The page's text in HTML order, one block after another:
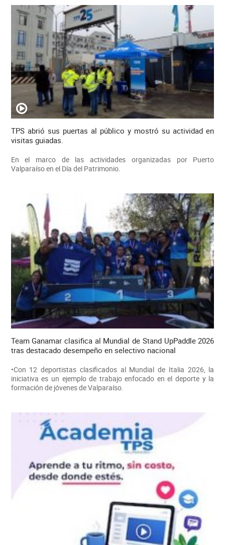
TPS abrió sus puertas al público y mostró su actividad en
visitas guiadas.
En el marco de las actividades organizadas por Puerto
Valparaíso en el Día del Patrimonio.
Team Ganamar clasifica al Mundial de Stand UpPaddle 2026
tras destacado desempeño en selectivo nacional
•Con 12 deportistas clasificados al Mundial de Italia 2026, la
iniciativa es un ejemplo de trabajo enfocado en el deporte y la
formación de jóvenes de Valparaíso.